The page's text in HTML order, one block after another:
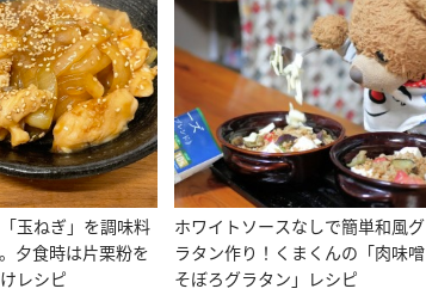
玉ねぎ」を調味料
夕食時は片栗粉を
レシピ
ホワイトソースなしで簡単和風グ
ラタン作り！くまくんの「肉味噌
そぼろグラタン」レシピ